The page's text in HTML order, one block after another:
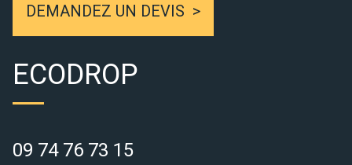
DEMANDEZ UN DEVIS
ECODROP
09 74 76 73 15